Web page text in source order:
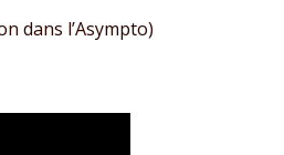
dans l’Asympto)